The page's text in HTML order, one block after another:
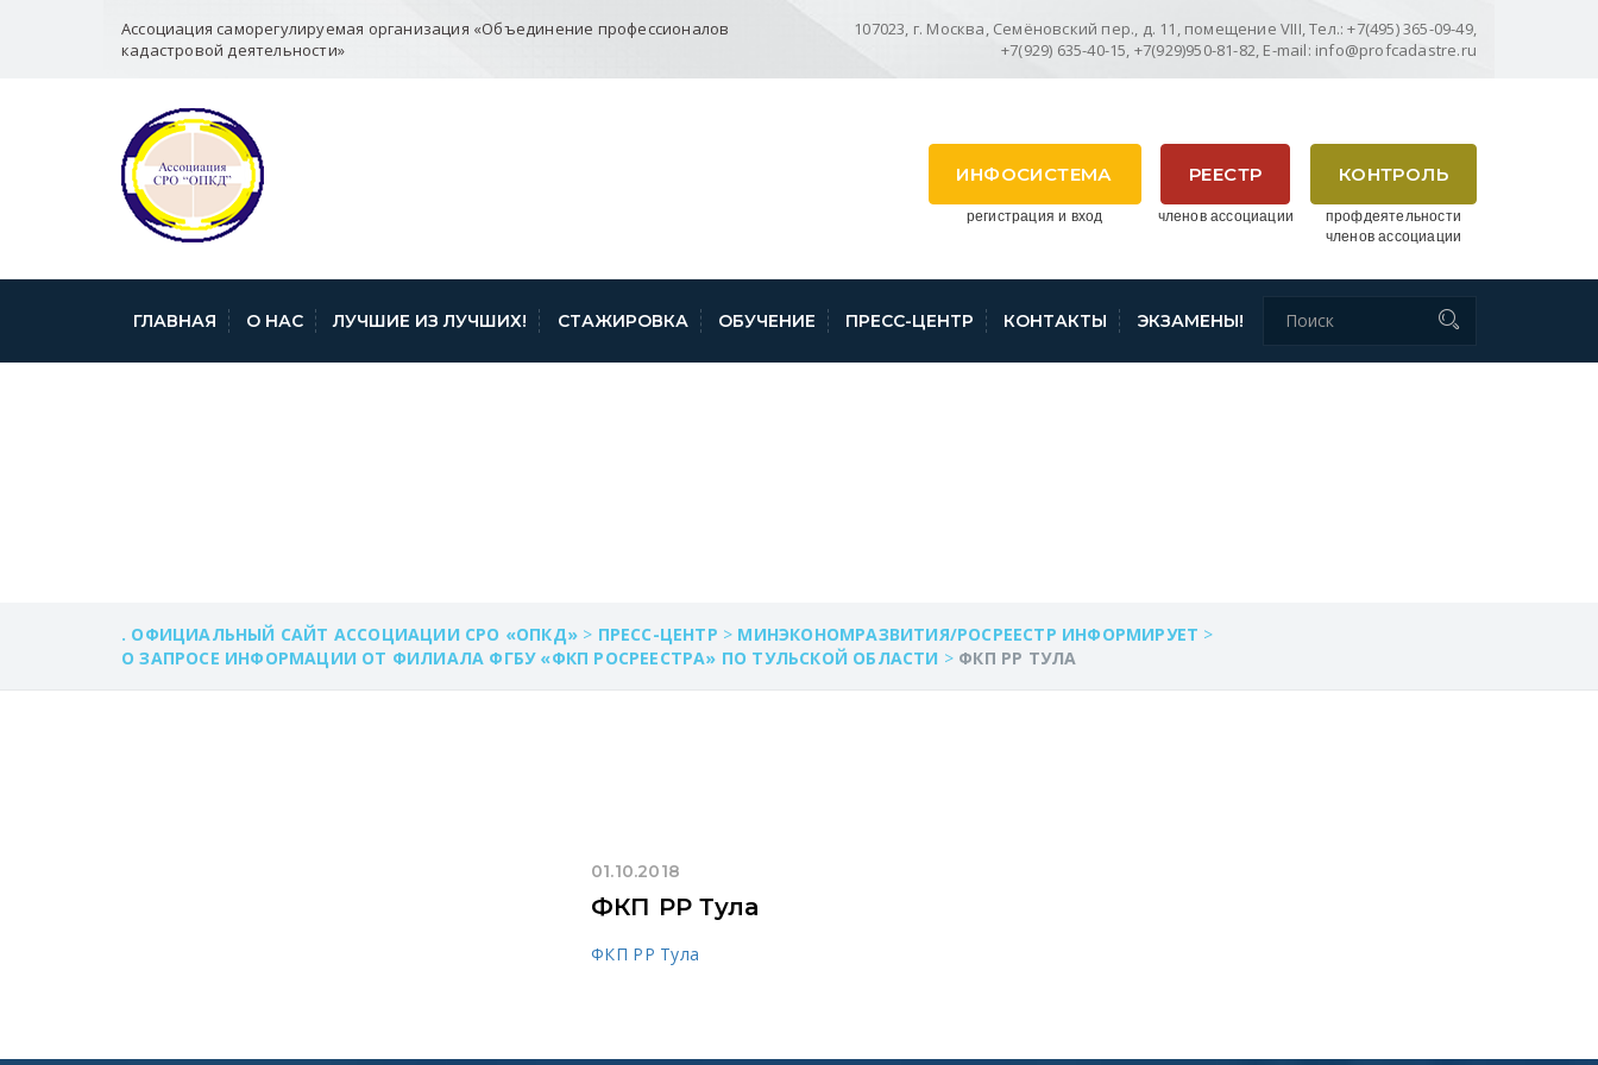
Ассоциация саморегулируемая организация «Объединение профессионалов
кадастровой деятельности»
107023, г. Москва, Семёновский пер., д. 11, помещение VIII, Тел.: +7(495) 365-09-49,
+7(929) 635-40-15, +7(929)950-81-82, E-mail: info@profcadastre.ru
КОНТРОЛЬ
профдеятельности
членов ассоциации
РЕЕСТР
членов ассоциации
ИНФОСИСТЕМА
регистрация и вход
ГЛАВНАЯ О НАС ЛУЧШИЕ ИЗ ЛУЧШИХ! СТАЖИРОВКА ОБУЧЕНИЕ ПРЕСС-ЦЕНТР КОНТАКТЫ ЭКЗАМЕНЫ!
. ОФИЦИАЛЬНЫЙ САЙТ АССОЦИАЦИИ СРО «ОПКД» > ПРЕСС-ЦЕНТР > МИНЭКОНОМРАЗВИТИЯ/РОСРЕЕСТР ИНФОРМИРУЕТ >
О ЗАПРОСЕ ИНФОРМАЦИИ ОТ ФИЛИАЛА ФГБУ «ФКП РОСРЕЕСТРА» ПО ТУЛЬСКОЙ ОБЛАСТИ > ФКП РР ТУЛА
01.10.2018
ФКП РР Тула
ФКП РР Тула